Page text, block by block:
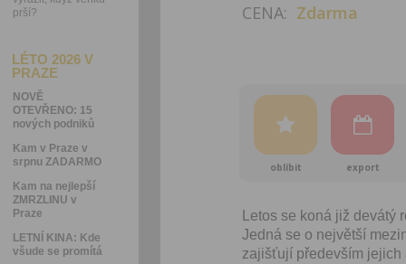
prší?
LÉTO 2026 V
PRAZE
NOVĚ
OTEVŘENO: 15
nových podniků
Kam v Praze v
srpnu ZADARMO
Kam na nejlepší
ZMRZLINU v
Praze
LETNÍ KINA: Kde
všude se promítá
CENA: Zdarma
oblíbit export
Letos se koná již
Jedná se o největší
zajišťují především jejich